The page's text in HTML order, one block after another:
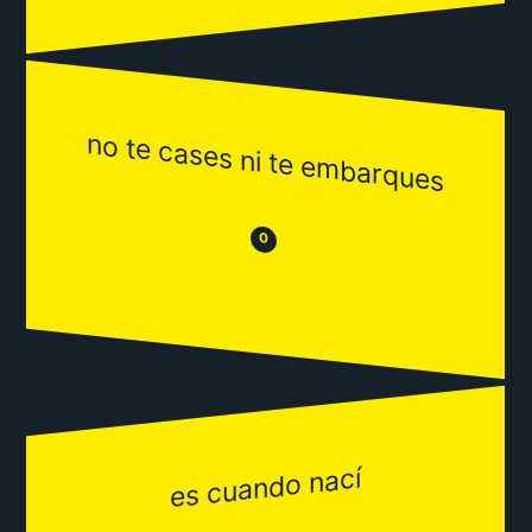
no te cases ni te embarques
😒 0 😂
es cuando nací